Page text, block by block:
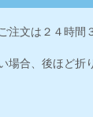
注文は２４時間
場合、後ほど折